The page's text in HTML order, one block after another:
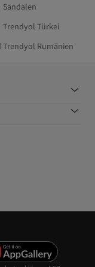
Sandalen
Trendyol Türkei
Trendyol Rumänien